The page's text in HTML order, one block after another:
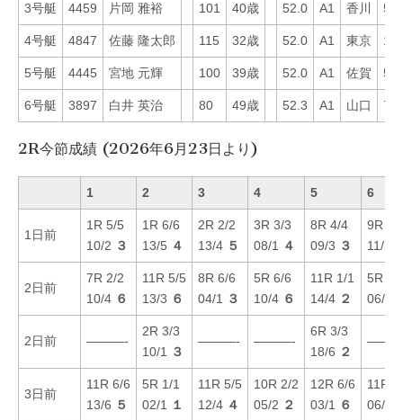
3号艇 4459 片岡 雅裕 101 40歳 52.0 A1 香川 54
4号艇 4847 佐藤 隆太郎 115 32歳 52.0 A1 東京 16
5号艇 4445 宮地 元輝 100 39歳 52.0 A1 佐賀 50
6号艇 3897 白井 英治 80 49歳 52.3 A1 山口 79
2R今節成績 (2026年6月23日より)
1 2 3 4 5 6
1日前
1R 5/5
10/2 ３
1R 6/6
13/5 ４
2R 2/2
13/4 ５
3R 3/3
08/1
４
8R 4/4
09/3 ３
9R 2/
11/2
2日前
7R 2/2
10/4 ６
11R 5/5
13/3 ６
8R 6/6
04/1
３
5R 6/6
10/4 ６
11R 1/1
14/4 ２
5R 5/
06/1
2日前 ———-
2R 3/3
10/1
３
———- ———-
6R 3/3
18/6 ２
3日前
11R 6/6
13/6 ５
5R 1/1
02/1
１
11R 5/5
12/4 ４
10R 2/2
05/2 ２
12R 6/6
03/1
６
11R
06/1